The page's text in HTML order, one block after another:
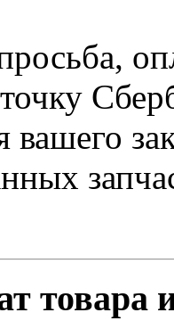
вашего
товара